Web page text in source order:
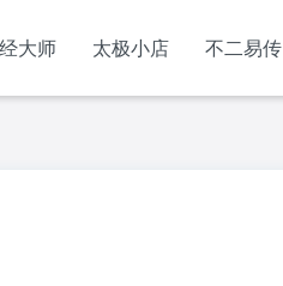
大师 太极小店 不二易传